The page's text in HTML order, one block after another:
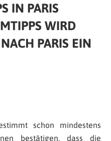
IN PARIS
WIRD
PARIS EIN
schon mindestens
bestätigen, dass die